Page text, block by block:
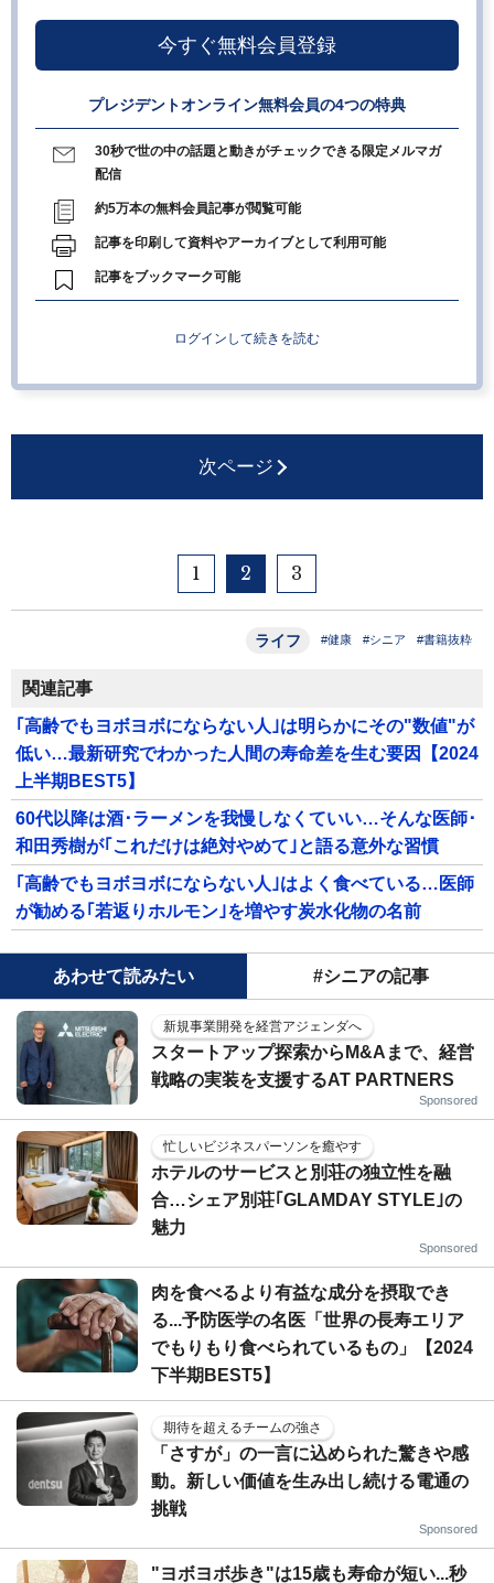
今すぐ無料会員登録
プレジデントオンライン無料会員の4つの特典
30秒で世の中の話題と動きがチェックできる限定メルマガ
配信
約5万本の無料会員記事が閲覧可能
記事を印刷して資料やアーカイブとして利用可能
記事をブックマーク可能
ログインして続きを読む
次ページ
1 2 3
ライフ #健康 #シニア #書籍抜粋
関連記事
｢高齢でもヨボヨボにならない人｣は明らかにその"数値"が
低い…最新研究でわかった人間の寿命差を生む要因【2024
上半期BEST5】
60代以降は酒･ラーメンを我慢しなくていい…そんな医師･
和田秀樹が｢これだけは絶対やめて｣と語る意外な習慣
｢高齢でもヨボヨボにならない人｣はよく食べている…医師
が勧める｢若返りホルモン｣を増やす炭水化物の名前
あわせて読みたい #シニアの記事
新規事業開発を経営アジェンダへ
スタートアップ探索からM&Aまで、経営
戦略の実装を支援するAT PARTNERS
Sponsored
忙しいビジネスパーソンを癒やす
ホテルのサービスと別荘の独立性を融
合…シェア別荘｢GLAMDAY STYLE｣の
魅力
Sponsored
肉を食べるより有益な成分を摂取でき
る...予防医学の名医「世界の長寿エリア
でもりもり食べられているもの」【2024
下半期BEST5】
期待を超えるチームの強さ
「さすが」の一言に込められた驚きや感
動。新しい価値を生み出し続ける電通の
挑戦
Sponsored
"ヨボヨボ歩き"は15歳も寿命が短い...秒